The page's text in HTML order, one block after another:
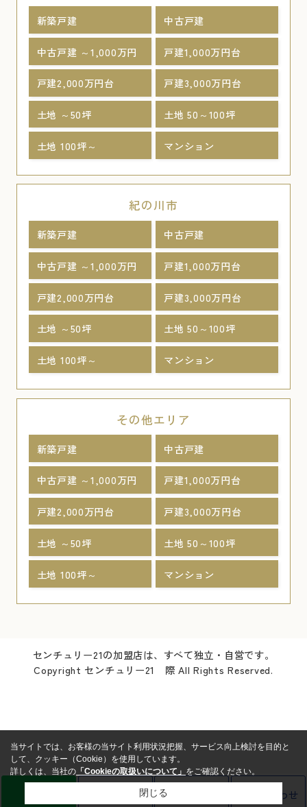
新築戸建 中古戸建
中古戸建 ～1,000万円 戸建1,000万円台
戸建2,000万円台 戸建3,000万円台
土地 ～50坪 土地 50～100坪
土地 100坪～ マンション
紀の川市
新築戸建 中古戸建
中古戸建 ～1,000万円 戸建1,000万円台
戸建2,000万円台 戸建3,000万円台
土地 ～50坪 土地 50～100坪
土地 100坪～ マンション
その他エリア
新築戸建 中古戸建
中古戸建 ～1,000万円 戸建1,000万円台
戸建2,000万円台 戸建3,000万円台
土地 ～50坪 土地 50～100坪
土地 100坪～ マンション
センチュリー21の加盟店は、すべて独立・自営です。
Copyright センチュリー21 際 All Rights Reserved.
お問い合わせ
当サイトでは、お客様の当サイト利用状況把握、サービス向上検討を目的と
して、クッキー（Cookie）を使用しています。
詳しくは、当社の 「Cookieの取扱いについて」 をご確認ください。
閉じる